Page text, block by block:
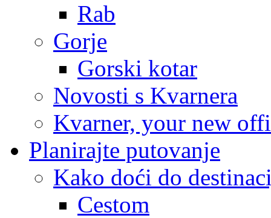
Rab
Gorje
Gorski kotar
Novosti s Kvarnera
Kvarner, your new
Planirajte putovanje
Kako doći do
Cestom